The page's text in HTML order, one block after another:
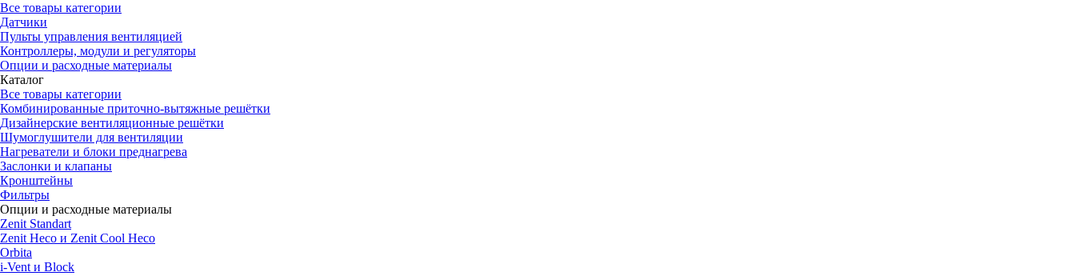
Все товары категории
Датчики
Пульты управления вентиляцией
Контроллеры, модули и регуляторы
Опции и расходные материалы
Каталог
Все товары категории
Комбинированные приточно-вытяжные решётки
Дизайнерские вентиляционные решётки
Шумоглушители для вентиляции
Нагреватели и блоки преднагрева
Заслонки и клапаны
Кронштейны
Фильтры
Опции и расходные материалы
Zenit Standart
Zenit Heco и Zenit Cool Heco
Orbita
i-Vent и Block